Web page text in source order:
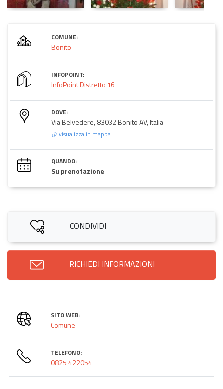
COMUNE:
Bonito
INFOPOINT:
InfoPoint Distretto 16
DOVE:
Via Belvedere, 83032 Bonito AV, Italia
visualizza in mappa
QUANDO:
Su prenotazione
CONDIVIDI
RICHIEDI INFORMAZIONI
SITO WEB:
Comune
TELEFONO:
0825 422054